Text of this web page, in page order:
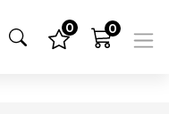
0 0